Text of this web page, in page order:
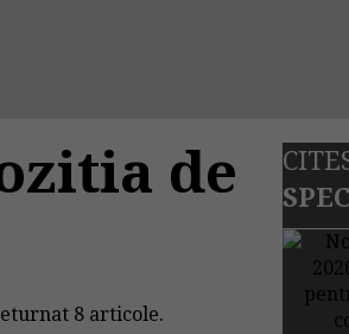
de
8 articole.